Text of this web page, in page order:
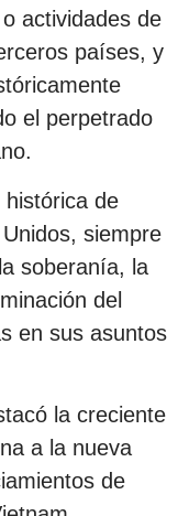
actividades de
países, y
el perpetrado
histórica de
siempre
soberanía, la
del
en sus asuntos
la creciente
a la nueva
de